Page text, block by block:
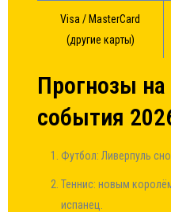
Visa / MasterCard
(другие карты)
Прогнозы
события
Футбол: Ливерпуль
Теннис: новым
испанец.